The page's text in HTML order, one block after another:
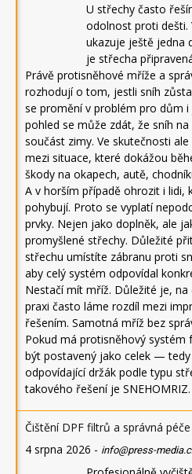
U střechy často
odolnost proti dešti.
ukazuje ještě jedna
je střecha
Právě protisněhové mříže a
rozhodují o tom, jestli sníh
se promění v problém pro dům
pohled se může zdát, že sníh
součást zimy. Ve skutečnosti
mezi situace, které dokážou
škody na okapech, autě,
A v horším případě ohrozit i lidi,
pohybují. Proto se vyplatí
prvky. Nejen jako doplněk, ale
promyšlené střechy. Důležité
střechu umístíte zábranu proti
aby celý systém odpovídal
Nestačí mít mříž. Důležité je, na
praxi často láme rozdíl mezi
řešením. Samotná mříž bez
Pokud má protisněhový systém
být postavený jako celek —
odpovídající držák podle typu
takového řešení je
Čištění DPF filtrů a správná
4 srpna 2026 - info@press-